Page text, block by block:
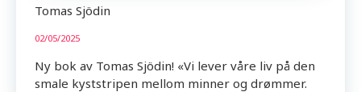
Tomas Sjödin
02/05/2025
Ny bok av Tomas Sjödin! «Vi lever våre liv på den
smale kyststripen mellom minner og drømmer.